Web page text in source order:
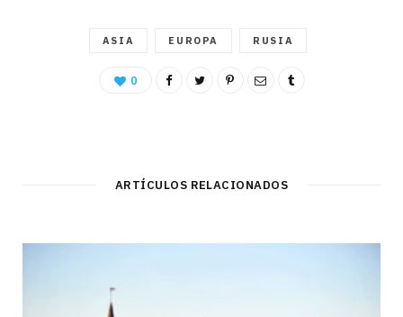
ASIA EUROPA RUSIA
0
ARTÍCULOS RELACIONADOS